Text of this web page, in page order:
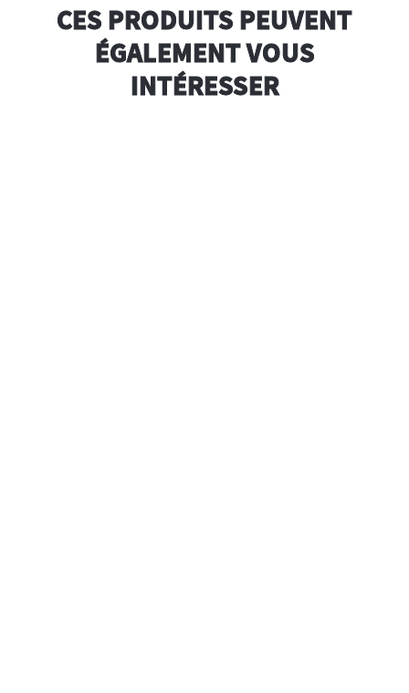
CES PRODUITS PEUVENT
ÉGALEMENT VOUS
INTÉRESSER